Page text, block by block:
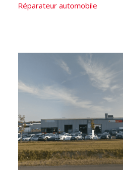
Réparateur automobile